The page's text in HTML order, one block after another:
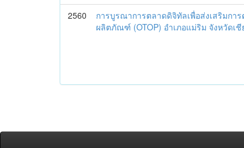
2560
การบูรณาการตลาดดิจิทัลเพื่อส่งเสริมก
ผลิตภัณฑ์ (OTOP) อำเภอแม่ริม จังหวัดเชี